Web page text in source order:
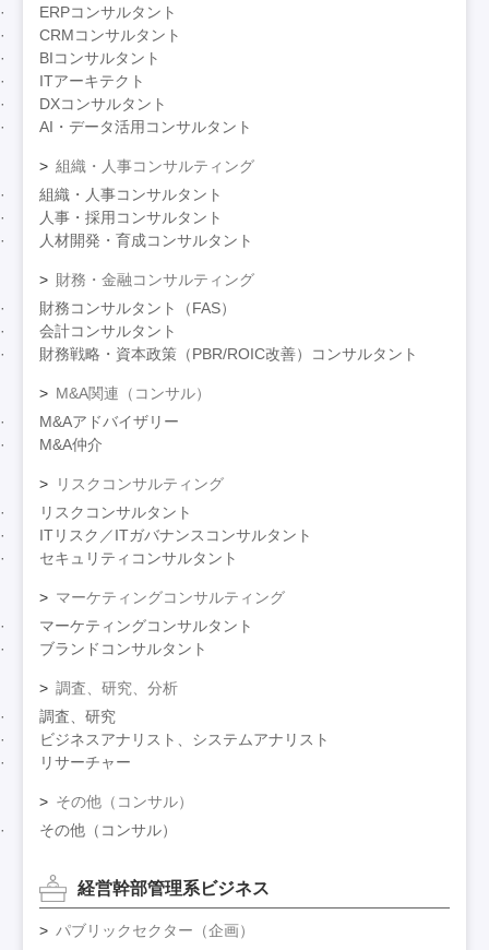
ERPコンサルタント
CRMコンサルタント
BIコンサルタント
ITアーキテクト
DXコンサルタント
AI・データ活用コンサルタント
組織・人事コンサルティング
組織・人事コンサルタント
人事・採用コンサルタント
人材開発・育成コンサルタント
財務・金融コンサルティング
財務コンサルタント（FAS）
会計コンサルタント
財務戦略・資本政策（PBR/ROIC改善）コンサルタント
M&A関連（コンサル）
M&Aアドバイザリー
M&A仲介
リスクコンサルティング
リスクコンサルタント
ITリスク／ITガバナンスコンサルタント
セキュリティコンサルタント
マーケティングコンサルティング
マーケティングコンサルタント
ブランドコンサルタント
調査、研究、分析
調査、研究
ビジネスアナリスト、システムアナリスト
リサーチャー
その他（コンサル）
その他（コンサル）
経営幹部管理系ビジネス
パブリックセクター（企画）